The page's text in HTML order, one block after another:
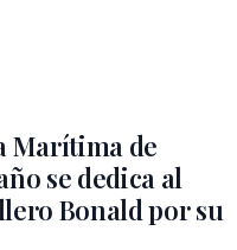
Marítima de
se dedica al
Bonald por su